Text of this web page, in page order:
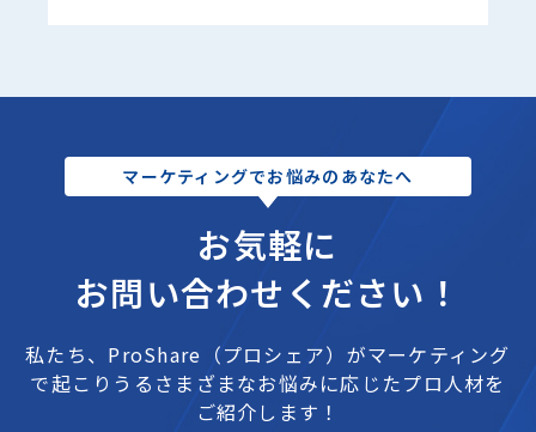
マーケティングでお悩みのあなたへ
お気軽に
お問い合わせください！
私たち、ProShare（プロシェア）がマーケティング
で起こりうるさまざまなお悩みに応じたプロ人材を
ご紹介します！